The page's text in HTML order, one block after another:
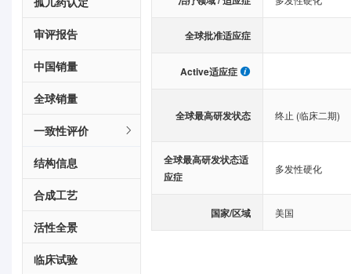
审评报告
中国销量
全球销量
一致性评价
结构信息
合成工艺
活性全景
临床试验
全球批准适应症
Active适应症
全球最高研发状态 终止 (临床二期)
全球最高研发状态适
应症
多发性硬化
国家/区域 美国